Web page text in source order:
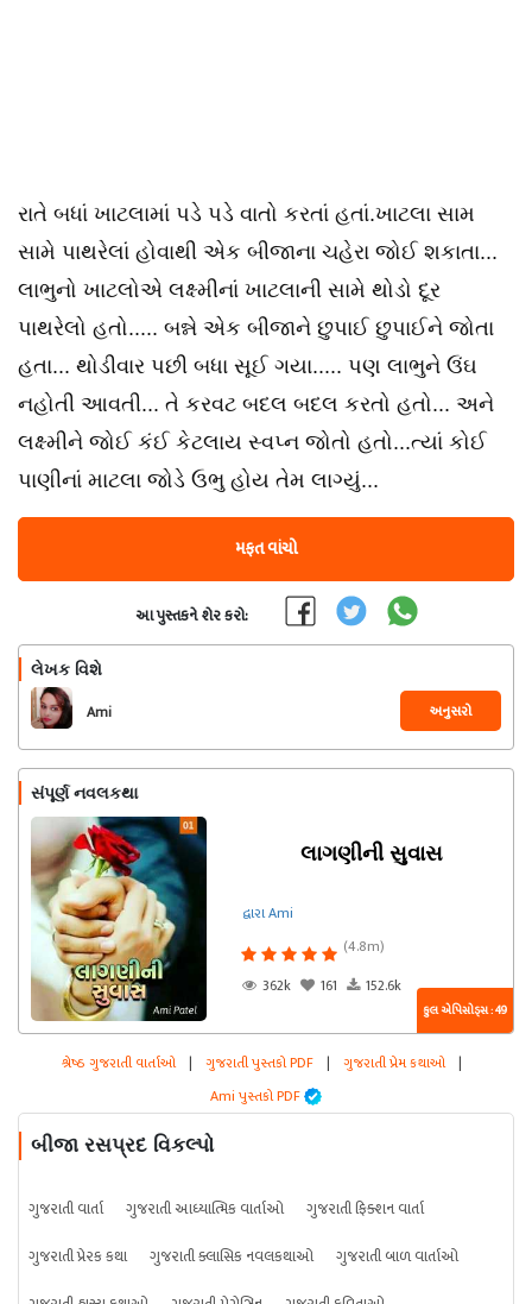
રાતે બધાં ખાટલામાં પડે પડે વાતો કરતાં હતાં.ખાટલા સામ
સામે પાથરેલાં હોવાથી એક બીજાના ચહેરા જોઈ શકાતા...
લાભુનો ખાટલોએ લક્ષ્મીનાં ખાટલાની સામે થોડો દૂર
પાથરેલો હતો..... બન્ને એક બીજાને છુપાઈ છુપાઈને જોતા
હતા... થોડીવાર પછી બધા સૂઈ ગયા..... પણ લાભુને ઉંઘ
નહોતી આવતી... તે કરવટ બદલ બદલ કરતો હતો... અને
લક્ષ્મીને જોઈ કંઈ કેટલાય સ્વપ્ન જોતો હતો...ત્યાં કોઈ
પાણીનાં માટલા જોડે ઉભુ હોય તેમ લાગ્યું...
મફત વાંચો
આ પુસ્તકને શેર કરો:
લેખક વિશે
Ami અનુસરો
સંપૂર્ણ નવલકથા
લાગણીની સુવાસ
દ્વારા Ami
(4.8m)
362k
161 152.6k
કુલ એપિસોડ્સ : 49
શ્રેષ્ઠ ગુજરાતી વાર્તાઓ | ગુજરાતી પુસ્તકો PDF | ગુજરાતી પ્રેમ કથાઓ |
Ami પુસ્તકો PDF
બીજા રસપ્રદ વિકલ્પો
ગુજરાતી વાર્તા ગુજરાતી આધ્યાત્મિક વાર્તાઓ
ગુજરાતી ફિક્શન વાર્તા
ગુજરાતી પ્રેરક કથા
ગુજરાતી ક્લાસિક નવલકથાઓ
ગુજરાતી બાળ વાર્તાઓ